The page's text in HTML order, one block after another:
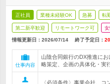
正社員 業種未経験OK 急募 転
第二新卒歓迎 リモートワーク可
情報更新日：2026/07/14 終了予定日：
仕事内容
山陰合同銀行のDX推進に
略策定、企画の具体化・実
〈必須条件〉事業会社、